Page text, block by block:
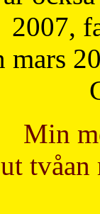
2007,
mars
Min
tvåan